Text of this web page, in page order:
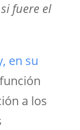
fuere el
en su
a los